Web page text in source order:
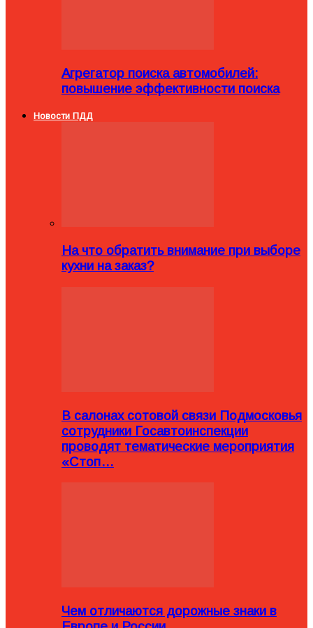
Агрегатор поиска автомобилей:
повышение эффективности поиска
Новости ПДД
На что обратить внимание при выборе
кухни на заказ?
В салонах сотовой связи Подмосковья
сотрудники Госавтоинспекции
проводят тематические мероприятия
«Стоп…
Чем отличаются дорожные знаки в